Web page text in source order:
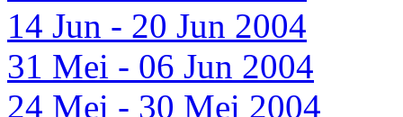
14 Jun - 20 Jun 2004
31 Mei - 06 Jun 2004
24 Mei - 30 Mei 2004